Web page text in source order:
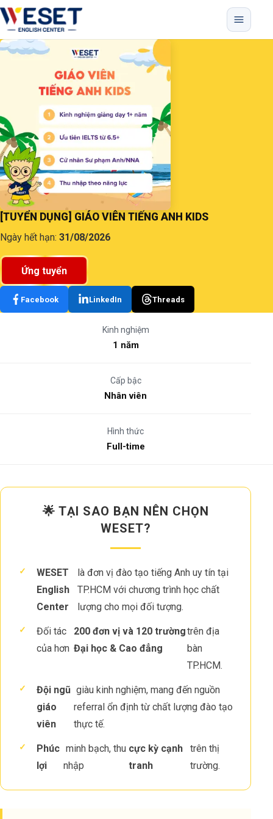
Bỏ qua menu, vào nội dung chính
[TUYỂN DỤNG] GIÁO VIÊN TIẾNG ANH KIDS
Ngày hết hạn: 31/08/2026
Ứng tuyển
Facebook LinkedIn Threads
Kinh nghiệm
1 năm
Cấp bậc
Nhân viên
Hình thức
Full-time
🌟 TẠI SAO BẠN NÊN CHỌN
WESET?
✓
WESET
English
Center
là đơn vị đào tạo tiếng Anh uy tín tại
TP.HCM với chương trình học chất
lượng cho mọi đối tượng.
✓
Đối tác
của hơn
200 đơn vị và 120 trường
Đại học & Cao đẳng
trên địa
bàn
TP.HCM.
✓
Đội ngũ
giáo
viên
giàu kinh nghiệm, mang đến nguồn
referral ổn định từ chất lượng đào tạo
thực tế.
✓
Phúc
lợi
minh bạch, thu
nhập
cực kỳ cạnh
tranh
trên thị
trường.